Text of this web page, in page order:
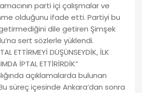
parti içi çalışmalar ve
olduğunu ifade etti. Partiyi bu
dile getiren Şimşek
sert sözlerle yüklendi.
ETTİRMEYİ DÜŞÜNSEYDİK, İLK
İPTAL ETTİRİRDİK”
açıklamalarda bulunan
süreç içesinde Ankara’dan sonra